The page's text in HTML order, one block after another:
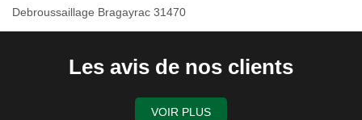
Debroussaillage Bragayrac 31470
Les avis de nos clients
VOIR PLUS